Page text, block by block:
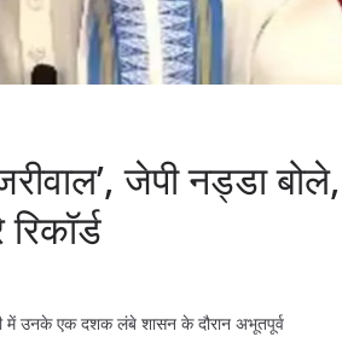
जेपी नड्डा बोले,
में उनके एक दशक लंबे शासन के दौरान अभूतपूर्व